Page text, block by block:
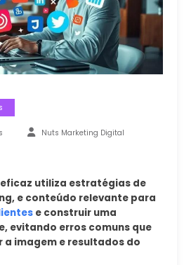
Nuts Marketing Digital
eficaz utiliza estratégias de
e conteúdo relevante para
e construir uma
evitando erros comuns que
imagem e resultados do